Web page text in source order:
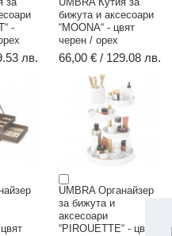
-
лв.
бижута и аксесоари
“MOONA“ - цвят
черен / орех
66,00 € / 129.08 лв.
UMBRA Органайзер
за бижута и
аксесоари
“PIROUETTE“ - цвят